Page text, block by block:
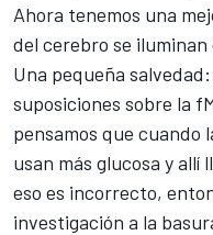
Ahora tenemos una
del cerebro se
Una pequeña
suposiciones sobre la
pensamos que cuando
usan más glucosa y allí
eso es incorrecto,
investigación a la